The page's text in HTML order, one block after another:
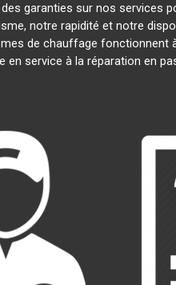
garanties sur nos services
notre rapidité et notre
de chauffage fonctionnent
en service à la réparation en